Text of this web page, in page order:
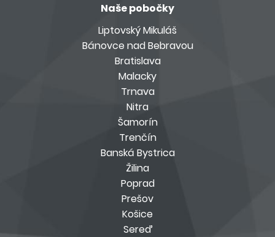
Naše pobočky
Liptovský Mikuláš
Bánovce nad Bebravou
Bratislava
Malacky
Trnava
Nitra
Šamorín
Trenčín
Banská Bystrica
Žilina
Poprad
Prešov
Košice
Sereď